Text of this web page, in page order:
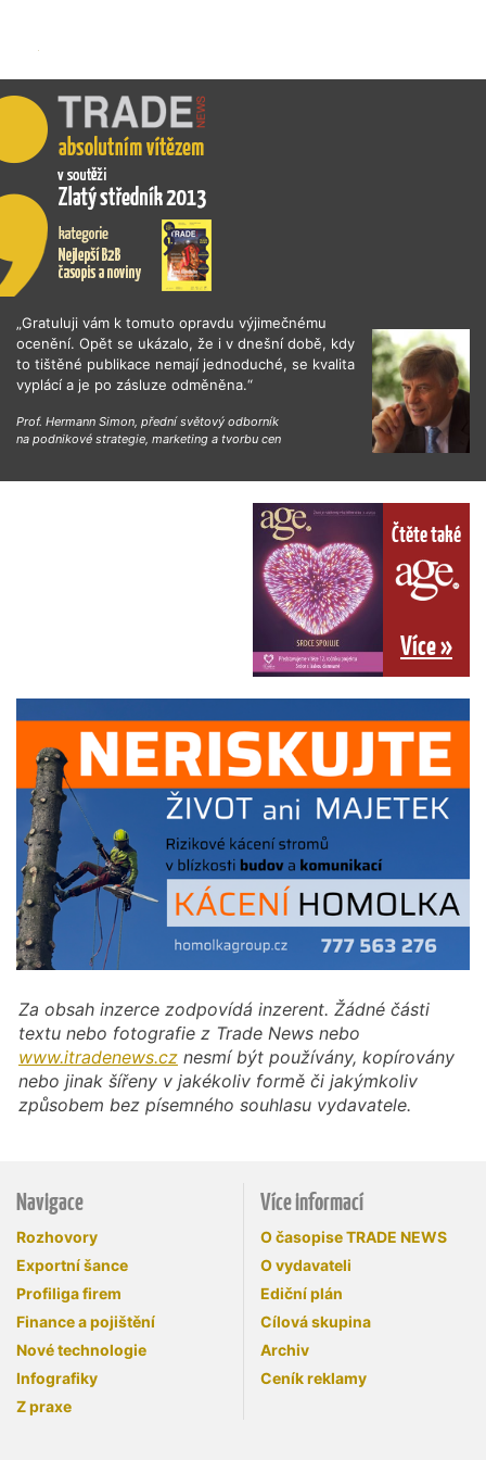
„Gratuluji vám k tomuto opravdu výjimečnému
ocenění. Opět se ukázalo, že i v dnešní době, kdy
to tištěné publikace nemají jednoduché, se kvalita
vyplácí a je po zásluze odměněna.“
Prof. Hermann Simon, přední světový odborník
na podnikové strategie, marketing a tvorbu cen
Čtěte také
Více »
Za obsah inzerce zodpovídá inzerent. Žádné části
textu nebo fotografie z Trade News nebo
www.itradenews.cz nesmí být používány, kopírovány
nebo jinak šířeny v jakékoliv formě či jakýmkoliv
způsobem bez písemného souhlasu vydavatele.
Navigace
Rozhovory
Exportní šance
Profiliga firem
Finance a pojištění
Nové technologie
Infografiky
Z praxe
Více informací
O časopise TRADE NEWS
O vydavateli
Ediční plán
Cílová skupina
Archiv
Ceník reklamy